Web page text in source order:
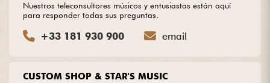
CUSTOM SHOP & STAR'S MUSIC
Nuestros teleconsultores músicos y entusiastas están aquí
para responder todas sus preguntas.
+33 181 930 900 email